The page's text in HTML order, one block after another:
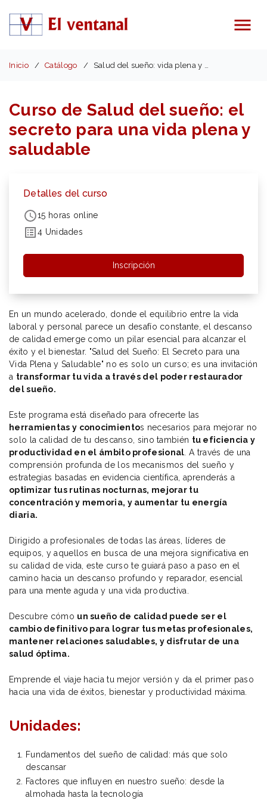
Menú
Inicio Catálogo Salud del sueño: vida plena y saludable
Curso de Salud del sueño: el
secreto para una vida plena y
saludable
Detalles del curso
15 horas online
4 Unidades
Inscripción
En un mundo acelerado, donde el equilibrio entre la vida
laboral y personal parece un desafío constante, el descanso
de calidad emerge como un pilar esencial para alcanzar el
éxito y el bienestar. "Salud del Sueño: El Secreto para una
Vida Plena y Saludable" no es solo un curso; es una invitación
a transformar tu vida a través del poder restaurador
del sueño.
Este programa está diseñado para ofrecerte las
herramientas y conocimientos necesarios para mejorar no
solo la calidad de tu descanso, sino también tu eficiencia y
productividad en el ámbito profesional . A través de una
comprensión profunda de los mecanismos del sueño y
estrategias basadas en evidencia científica, aprenderás a
optimizar tus rutinas nocturnas, mejorar tu
concentración y memoria, y aumentar tu energía
diaria.
Dirigido a profesionales de todas las áreas, líderes de
equipos, y aquellos en busca de una mejora significativa en
su calidad de vida, este curso te guiará paso a paso en el
camino hacia un descanso profundo y reparador, esencial
para una mente aguda y una vida productiva.
Descubre cómo un sueño de calidad puede ser el
cambio definitivo para lograr tus metas profesionales,
mantener relaciones saludables, y disfrutar de una
salud óptima.
Emprende el viaje hacia tu mejor versión y da el primer paso
hacia una vida de éxitos, bienestar y productividad máxima.
Unidades:
Fundamentos del sueño de calidad: más que solo
descansar
Factores que influyen en nuestro sueño: desde la
almohada hasta la tecnología